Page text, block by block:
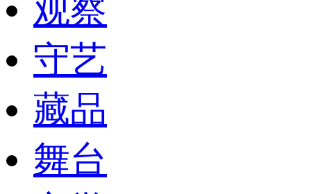
观察
守艺
藏品
舞台